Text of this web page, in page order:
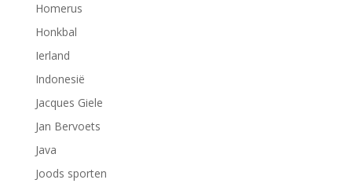
Homerus
Honkbal
Ierland
Indonesië
Jacques Giele
Jan Bervoets
Java
Joods sporten